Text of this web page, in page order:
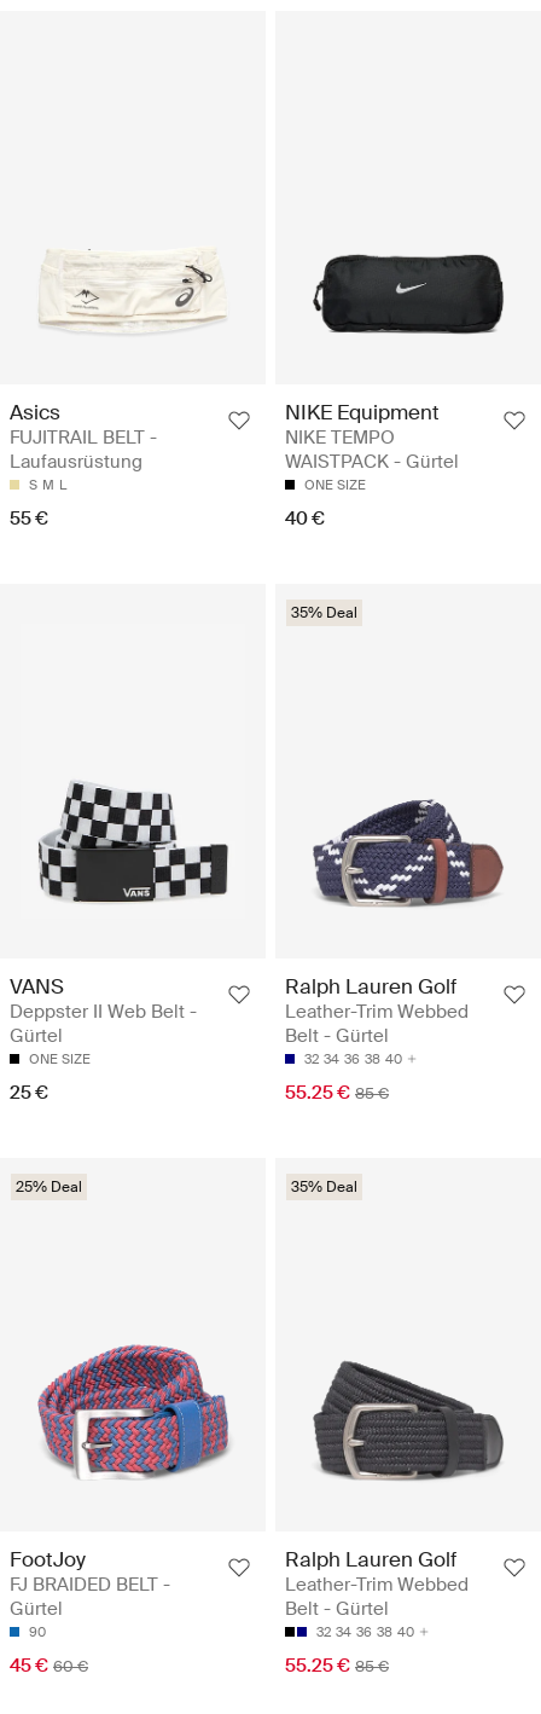
Asics
FUJITRAIL BELT -
Laufausrüstung
S M L
55 €
NIKE Equipment
NIKE TEMPO
WAISTPACK - Gürtel
ONE SIZE
40 €
VANS
Deppster II Web Belt -
Gürtel
ONE SIZE
25 €
35% Deal
Ralph Lauren Golf
Leather-Trim Webbed
Belt - Gürtel
32 34 36 38 40
55.25 € 85 €
25% Deal
FootJoy
FJ BRAIDED BELT -
Gürtel
90
45 € 60 €
35% Deal
Ralph Lauren Golf
Leather-Trim Webbed
Belt - Gürtel
32 34 36 38 40
55.25 € 85 €